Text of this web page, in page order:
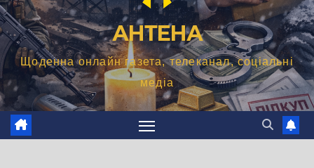
АНТЕНА
Щоденна онлайн газета, телеканал, соціальні
медіа